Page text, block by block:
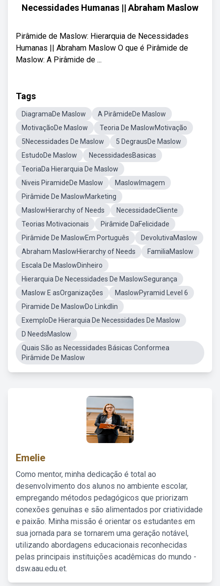
Necessidades Humanas || Abraham Maslow
Pirâmide de Maslow: Hierarquia de Necessidades
Humanas || Abraham Maslow O que é Pirâmide de
Maslow: A Pirâmide de ...
Tags
DiagramaDe Maslow
A PirâmideDe Maslow
MotivaçãoDe Maslow
Teoria De MaslowMotivação
5Necessidades De Maslow
5 DegrausDe Maslow
EstudoDe Maslow
NecessidadesBasicas
TeoriaDa Hierarquia De Maslow
Niveis PiramideDe Maslow
MaslowImagem
Pirâmide De MaslowMarketing
MaslowHierarchy of Needs
NecessidadeCliente
Teorias Motivacionais
Pirâmide DaFelicidade
Pirâmide De MaslowEm Português
DevolutivaMaslow
Abraham MaslowHierarchy of Needs
FamiliaMaslow
Escala De MaslowDinheiro
Hierarquia De Necessidades De MaslowSegurança
Maslow E asOrganizações
MaslowPyramid Level 6
Piramide De MaslowDo Linkdlin
ExemploDe Hierarquia De Necessidades De Maslow
D NeedsMaslow
Quais São as Necessidades Básicas Conformea
Pirâmide De Maslow
Emelie
Como mentor, minha dedicação é total ao
desenvolvimento dos alunos no ambiente escolar,
empregando métodos pedagógicos que priorizam
conexões genuínas e são alimentados por criatividade
e paixão. Minha missão é orientar os estudantes em
sua jornada para se tornarem uma geração notável,
utilizando abordagens educacionais reconhecidas
pelas principais instituições acadêmicas do mundo -
dsw.aau.edu.et.